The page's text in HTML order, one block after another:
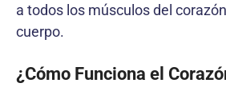
a todos los músculos del
cuerpo.
¿Cómo Funciona el